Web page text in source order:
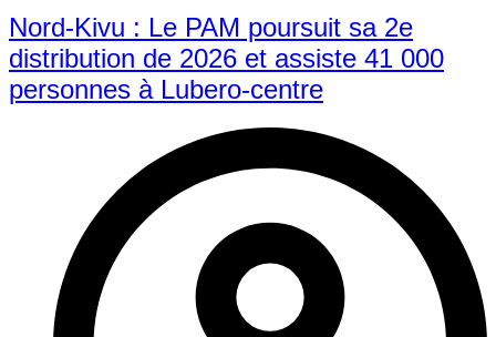
Nord-Kivu : Le PAM poursuit sa 2e
distribution de 2026 et assiste 41 000
personnes à Lubero-centre